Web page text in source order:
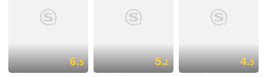
6.5 5.2 4.9